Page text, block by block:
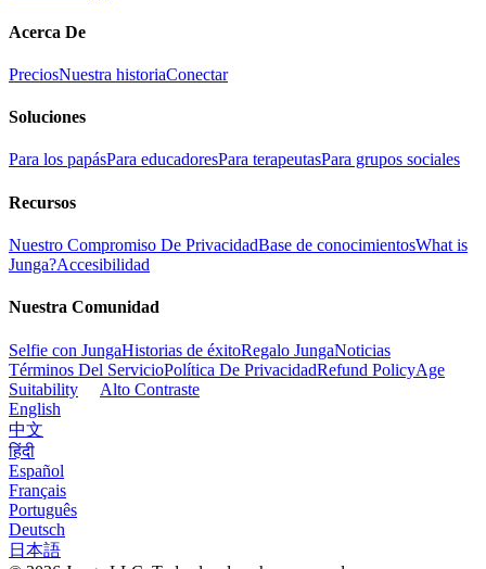
Acerca De
PreciosNuestra historiaConectar
Soluciones
Para los papásPara educadoresPara terapeutasPara grupos sociales
Recursos
Nuestro Compromiso De PrivacidadBase de conocimientosWhat is
Junga?Accesibilidad
Nuestra Comunidad
Selfie con JungaHistorias de éxitoRegalo JungaNoticias
Términos Del ServicioPolítica De PrivacidadRefund PolicyAge
Suitability
Alto Contraste
English
中文
हिंदी
Español
Français
Português
Deutsch
日本語